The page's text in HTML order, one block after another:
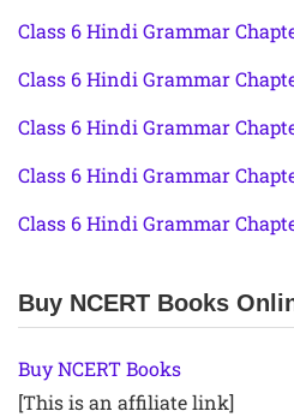
Class 6 Hindi Grammar
Class 6 Hindi Grammar
Class 6 Hindi Grammar
Class 6 Hindi Grammar
Class 6 Hindi Grammar
Buy NCERT Books
Buy NCERT Books
[This is an affiliate link]